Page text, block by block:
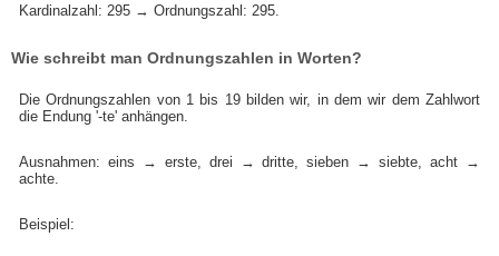
Kardinalzahl: 295 → Ordnungszahl: 295.
Wie schreibt man Ordnungszahlen in Worten?
Die Ordnungszahlen von 1 bis 19 bilden wir, in dem wir dem Zahlwort
die Endung '-te' anhängen.
Ausnahmen: eins → erste, drei → dritte, sieben → siebte, acht →
achte.
Beispiel: